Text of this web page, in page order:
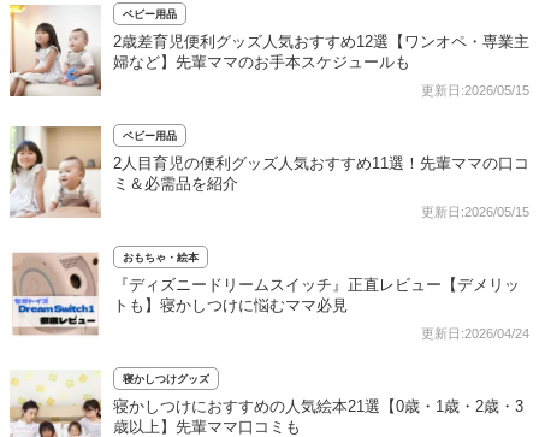
ベビー用品
2歳差育児便利グッズ人気おすすめ12選【ワンオペ・専業主
婦など】先輩ママのお手本スケジュールも
更新日:2026/05/15
ベビー用品
2人目育児の便利グッズ人気おすすめ11選！先輩ママの口コ
ミ＆必需品を紹介
更新日:2026/05/15
おもちゃ・絵本
『ディズニードリームスイッチ』正直レビュー【デメリッ
トも】寝かしつけに悩むママ必見
更新日:2026/04/24
寝かしつけグッズ
寝かしつけにおすすめの人気絵本21選【0歳・1歳・2歳・3
歳以上】先輩ママ口コミも